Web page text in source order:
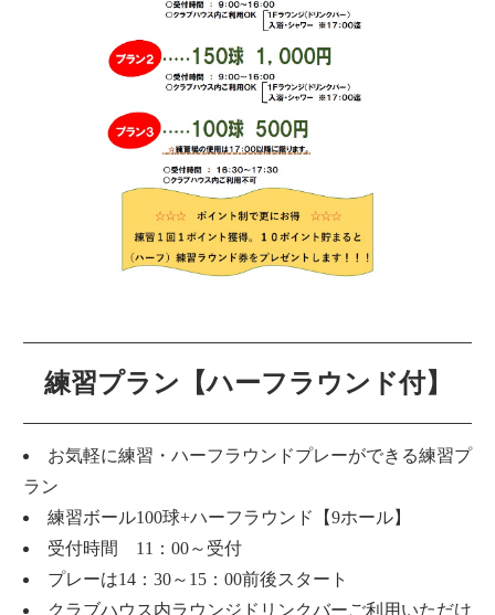
練習プラン【ハーフラウンド付】
お気軽に練習・ハーフラウンドプレーができる練習プ
ラン
練習ボール100球+ハーフラウンド【9ホール】
受付時間 11：00～受付
プレーは14：30～15：00前後スタート
クラブハウス内ラウンジドリンクバーご利用いただけ